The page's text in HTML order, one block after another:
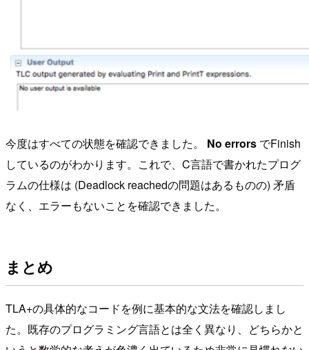
今度はすべての状態を確認できました。 No errors でFinish
しているのがわかります。これで、C言語で書かれたプログ
ラムの仕様は (Deadlock reachedの問題はあるものの) 矛盾
なく、エラーもないことを確認できました。
まとめ
TLA+の具体的なコードを例に基本的な文法を確認しまし
た。既存のプログラミング言語とは全く異なり、どちらかと